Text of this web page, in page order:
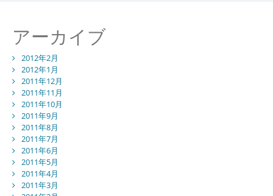
アーカイブ
2012年2月
2012年1月
2011年12月
2011年11月
2011年10月
2011年9月
2011年8月
2011年7月
2011年6月
2011年5月
2011年4月
2011年3月